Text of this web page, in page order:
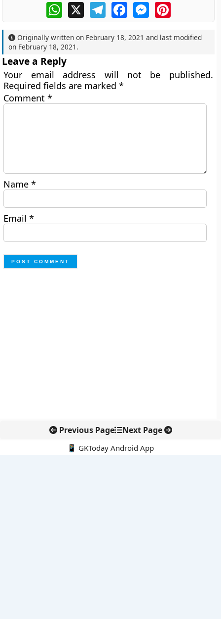
WhatsApp
X TelegramFacebookMessengerPinterest
Originally written on February 18, 2021 and last modified
on February 18, 2021 .
Leave a Reply
Your email address will not be published.
Required fields are marked*
Comment*
Name*
Email*
Previous Page Next Page
📱 GKToday Android App